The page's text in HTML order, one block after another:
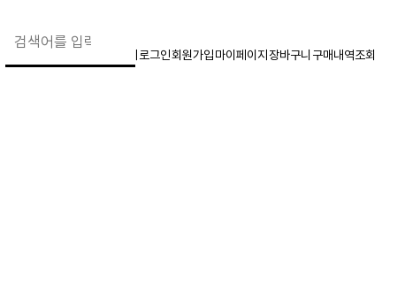
찾기 로그인회원가입마이페이지장바구니 구매내역조회